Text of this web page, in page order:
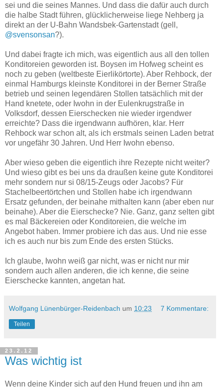
sei und die seines Mannes. Und dass die dafür auch durch
die halbe Stadt führen, glücklicherweise liege Nehberg ja
direkt an der U-Bahn Wandsbek-Gartenstadt (gell,
@svensonsan?).
Und dabei fragte ich mich, was eigentlich aus all den tollen
Konditoreien geworden ist. Boysen im Hofweg scheint es
noch zu geben (weltbeste Eierlikörtorte). Aber Rehbock, der
einmal Hamburgs kleinste Konditorei in der Berner Straße
betrieb und seinen legendären Stollen tatsächlich mit der
Hand knetete, oder Iwohn in der Eulenkrugstraße in
Volksdorf, dessen Eierschecken nie wieder irgendwer
erreichte? Dass die irgendwann aufhören, klar. Herr
Rehbock war schon alt, als ich erstmals seinen Laden betrat
vor ungefähr 30 Jahren. Und Herr Iwohn ebenso.
Aber wieso geben die eigentlich ihre Rezepte nicht weiter?
Und wieso gibt es bei uns da draußen keine gute Konditorei
mehr sondern nur si 08/15-Zeugs oder Jacobs? Für
Stachelbeertörtchen und Stollen habe ich irgendwann
Ersatz gefunden, der beinahe mithalten kann (aber eben nur
beinahe). Aber die Eierschecke? Nie. Ganz, ganz selten gibt
es mal Bäckereien oder Konditoreien, die welche im
Angebot haben. Immer probiere ich das aus. Und nie esse
ich es auch nur bis zum Ende des ersten Stücks.
Ich glaube, Iwohn weiß gar nicht, was er nicht nur mir
sondern auch allen anderen, die ich kenne, die seine
Eierschecke kannten, angetan hat.
Wolfgang Lünenbürger-Reidenbach um 10:23 7 Kommentare:
Teilen
23.2.12
Was wichtig ist
Wenn deine Kinder sich auf den Hund freuen und ihn am